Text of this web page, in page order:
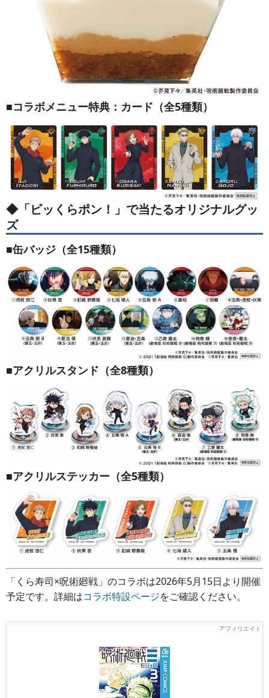
■コラボメニュー特典：カード（全5種類）
◆「ビッくらポン！」で当たるオリジナルグッ
ズ
■缶バッジ（全15種類）
■アクリルスタンド（全8種類）
■アクリルステッカー（全5種類）
「くら寿司×呪術廻戦」のコラボは2026年5月15日より開催
予定です。詳細はコラボ特設ページをご確認ください。